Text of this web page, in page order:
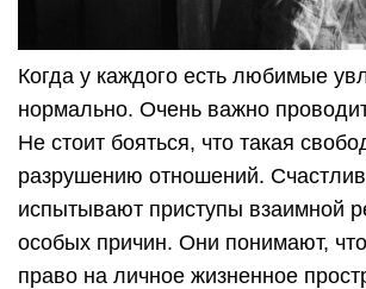
Когда у каждого есть любимые
нормально. Очень важно
Не стоит бояться, что такая
разрушению отношений.
испытывают приступы взаимной
особых причин. Они понимают,
право на личное жизненное